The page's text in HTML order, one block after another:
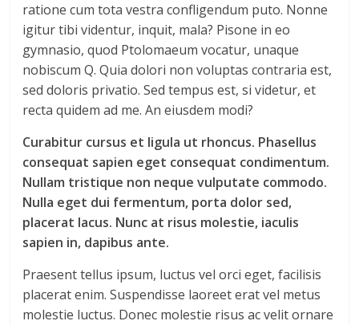
ratione cum tota vestra confligendum puto. Nonne
igitur tibi videntur, inquit, mala? Pisone in eo
gymnasio, quod Ptolomaeum vocatur, unaque
nobiscum Q. Quia dolori non voluptas contraria est,
sed doloris privatio. Sed tempus est, si videtur, et
recta quidem ad me. An eiusdem modi?
Curabitur cursus et ligula ut rhoncus. Phasellus
consequat sapien eget consequat condimentum.
Nullam tristique non neque vulputate commodo.
Nulla eget dui fermentum, porta dolor sed,
placerat lacus. Nunc at risus molestie, iaculis
sapien in, dapibus ante.
Praesent tellus ipsum, luctus vel orci eget, facilisis
placerat enim. Suspendisse laoreet erat vel metus
molestie luctus. Donec molestie risus ac velit ornare